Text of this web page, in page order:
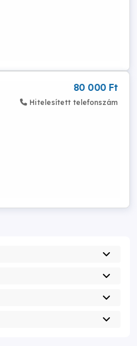
80 000 Ft
Hitelesített telefonszám